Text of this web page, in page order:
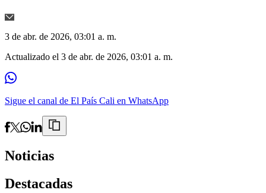
3 de abr. de 2026, 03:01 a. m.
Actualizado el 3 de abr. de 2026, 03:01 a. m.
Sigue el canal de El País Cali en WhatsApp
Noticias
Destacadas